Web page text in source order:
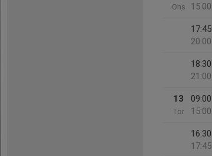
Ons
15:00
17:45
20:00
18:30
21:00
13
Tor
09:00
15:00
16:30
17:45